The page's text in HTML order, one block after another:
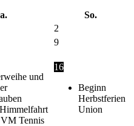
So.
2
9
und
Tennis
16
Beginn
Herbstferien
Union